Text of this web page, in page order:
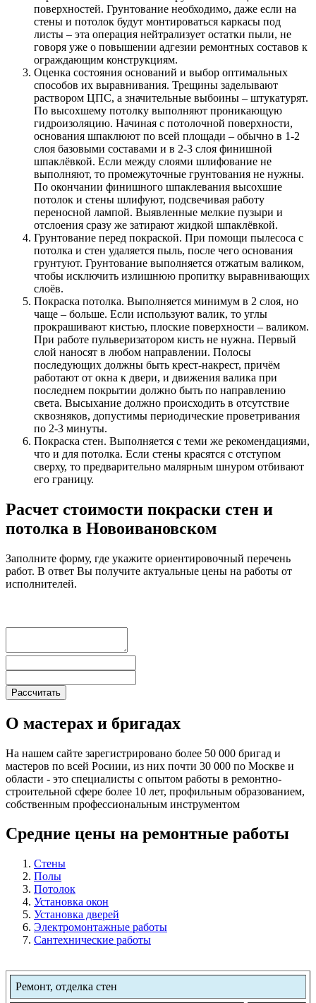
поверхностей. Грунтование необходимо, даже если на
стены и потолок будут монтироваться каркасы под
листы – эта операция нейтрализует остатки пыли, не
говоря уже о повышении адгезии ремонтных составов к
ограждающим конструкциям.
Оценка состояния оснований и выбор оптимальных
способов их выравнивания. Трещины заделывают
раствором ЦПС, а значительные выбоины – штукатурят.
По высохшему потолку выполняют проникающую
гидроизоляцию. Начиная с потолочной поверхности,
основания шпаклюют по всей площади – обычно в 1-2
слоя базовыми составами и в 2-3 слоя финишной
шпаклёвкой. Если между слоями шлифование не
выполняют, то промежуточные грунтования не нужны.
По окончании финишного шпаклевания высохшие
потолок и стены шлифуют, подсвечивая работу
переносной лампой. Выявленные мелкие пузыри и
отслоения сразу же затирают жидкой шпаклёвкой.
Грунтование перед покраской. При помощи пылесоса с
потолка и стен удаляется пыль, после чего основания
грунтуют. Грунтование выполняется отжатым валиком,
чтобы исключить излишнюю пропитку выравнивающих
слоёв.
Покраска потолка. Выполняется минимум в 2 слоя, но
чаще – больше. Если используют валик, то углы
прокрашивают кистью, плоские поверхности – валиком.
При работе пульверизатором кисть не нужна. Первый
слой наносят в любом направлении. Полосы
последующих должны быть крест-накрест, причём
работают от окна к двери, и движения валика при
последнем покрытии должно быть по направлению
света. Высыхание должно происходить в отсутствие
сквозняков, допустимы периодические проветривания
по 2-3 минуты.
Покраска стен. Выполняется с теми же рекомендациями,
что и для потолка. Если стены красятся с отступом
сверху, то предварительно малярным шнуром отбивают
его границу.
Расчет стоимости покраски стен и
потолка в Новоивановском
Заполните форму, где укажите ориентировочный перечень
работ. В ответ Вы получите актуальные цены на работы от
исполнителей.
О мастерах и бригадах
На нашем сайте зарегистрировано более 50 000 бригад и
мастеров по всей Росиии, из них почти 30 000 по Москве и
области - это специалисты с опытом работы в ремонтно-
строительной сфере более 10 лет, профильным образованием,
собственным профессиональным инструментом
Средние цены на ремонтные работы
Стены
Полы
Потолок
Установка окон
Установка дверей
Электромонтажные работы
Сантехнические работы
Ремонт, отделка стен